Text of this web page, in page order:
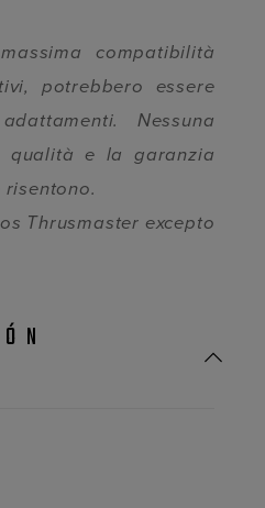
compatibilità
potrebbero essere
Nessuna
qualità e la garanzia
Thrusmaster excepto